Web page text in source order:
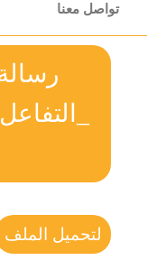
تواصل معنا
لتحميل الملف